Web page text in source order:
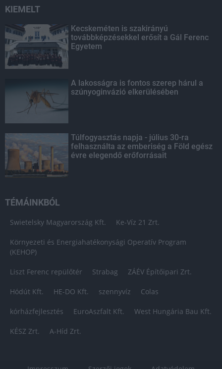
KIEMELT
Kecskeméten is szakirányú
továbbképzésekkel erősít a Gál Ferenc
Egyetem
A lakosságra is fontos szerep hárul a
szúnyoginvázió elkerülésében
Túlfogyasztás napja - július 30-ra
felhasználta az emberiség a Föld egész
évre elegendő erőforrásait
TÉMÁINKBÓL
Swietelsky Magyarország Kft. Ke-Víz 21 Zrt.
Környezeti és Energiahatékonysági Operatív Program
(KEHOP)
Liszt Ferenc repülőtér Strabag ZÁÉV Építőipari Zrt.
Hódút Kft. HE-DO Kft. szennyvíz Colas
kórházfejlesztés EuroAszfalt Kft. West Hungária Bau Kft.
KÉSZ Zrt. A-Híd Zrt.